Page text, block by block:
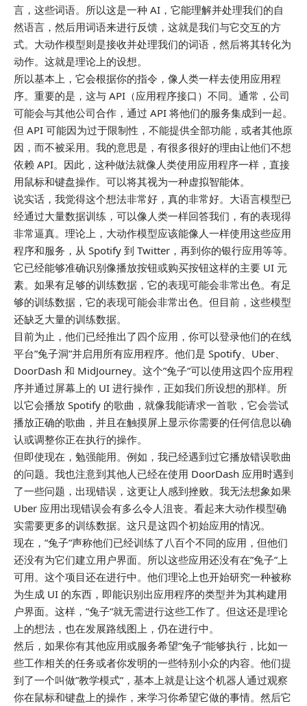
言，这些词语。所以这是一种 AI，它能理解并处理我们的自
然语言，然后用词语来进行反馈，这就是我们与它交互的方
式。大动作模型则是接收并处理我们的词语，然后将其转化为
动作。这就是理论上的设想。
所以基本上，它会根据你的指令，像人类一样去使用应用程
序。重要的是，这与 API（应用程序接口）不同。通常，公司
可能会与其他公司合作，通过 API 将他们的服务集成到一起。
但 API 可能因为过于限制性，不能提供全部功能，或者其他原
因，而不被采用。我的意思是，有很多很好的理由让他们不想
依赖 API。因此，这种做法就像人类使用应用程序一样，直接
用鼠标和键盘操作。可以将其视为一种虚拟智能体。
说实话，我觉得这个想法非常好，真的非常好。大语言模型已
经通过大量数据训练，可以像人类一样回答我们，有的表现得
非常逼真。理论上，大动作模型应该能像人一样使用这些应用
程序和服务，从 Spotify 到 Twitter，再到你的银行应用等等。
它已经能够准确识别像播放按钮或购买按钮这样的主要 UI 元
素。如果有足够的训练数据，它的表现可能会非常出色。有足
够的训练数据，它的表现可能会非常出色。但目前，这些模型
还缺乏大量的训练数据。
目前为止，他们已经推出了四个应用，你可以登录他们的在线
平台”兔子洞”并启用所有应用程序。他们是 Spotify、Uber、
DoorDash 和 MidJourney。这个”兔子”可以使用这四个应用程
序并通过屏幕上的 UI 进行操作，正如我们所设想的那样。所
以它会播放 Spotify 的歌曲，就像我能请求一首歌，它会尝试
播放正确的歌曲，并且在触摸屏上显示你需要的任何信息以确
认或调整你正在执行的操作。
但即使现在，勉强能用。例如，我已经遇到过它播放错误歌曲
的问题。我也注意到其他人已经在使用 DoorDash 应用时遇到
了一些问题，出现错误，这更让人感到挫败。我无法想象如果
Uber 应用出现错误会有多么令人沮丧。看起来大动作模型确
实需要更多的训练数据。这只是这四个初始应用的情况。
现在，”兔子”声称他们已经训练了八百个不同的应用，但他们
还没有为它们建立用户界面。所以这些应用还没有在”兔子”上
可用。这个项目还在进行中。他们理论上也开始研究一种被称
为生成 UI 的东西，即能识别出应用程序的类型并为其构建用
户界面。这样，”兔子”就无需进行这些工作了。但这还是理论
上的想法，也在发展路线图上，仍在进行中。
然后，如果你有其他应用或服务希望”兔子”能够执行，比如一
些工作相关的任务或者你发明的一些特别小众的内容。他们提
到了一个叫做”教学模式”，基本上就是让这个机器人通过观察
你在鼠标和键盘上的操作，来学习你希望它做的事情。然后它